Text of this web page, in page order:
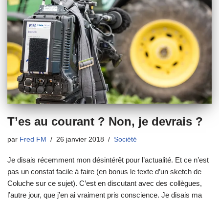
T’es au courant ? Non, je devrais ?
par Fred FM 26 janvier 2018 Société
Je disais récemment mon désintérêt pour l’actualité. Et ce n’est
pas un constat facile à faire (en bonus le texte d’un sketch de
Coluche sur ce sujet). C’est en discutant avec des collègues,
l’autre jour, que j’en ai vraiment pris conscience. Je disais ma